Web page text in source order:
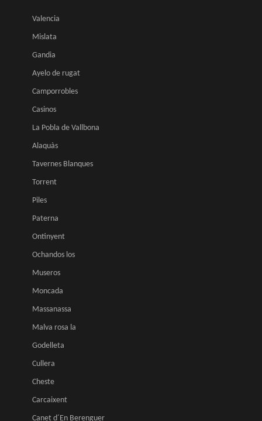
Valencia
Mislata
Gandia
Ayelo de rugat
Camporrobles
Casinos
La Pobla de Vallbona
Alaquàs
Tavernes Blanques
Torrent
Piles
Paterna
Ontinyent
Ochandos los
Museros
Moncada
Massanassa
Malva rosa la
Godelleta
Cullera
Cheste
Carcaixent
Canet d´En Berenguer